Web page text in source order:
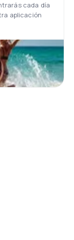
cada día
aplicación